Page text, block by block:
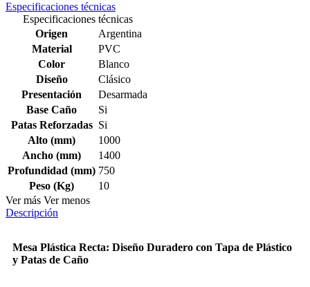
Especificaciones técnicas
Especificaciones técnicas
Origen
Argentina
Material
PVC
Color
Blanco
Diseño
Clásico
Presentación
Desarmada
Base Caño
Si
Patas Reforzadas Si
Alto (mm)
1000
Ancho (mm)
1400
Profundidad (mm) 750
Peso (Kg)
10
Ver más Ver menos
Descripción
Mesa Plástica Recta: Diseño Duradero con Tapa de Plástico
y Patas de Caño